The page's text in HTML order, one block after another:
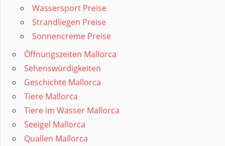
Wassersport Preise
Strandliegen Preise
Sonnencreme Preise
Öffnungszeiten Mallorca
Sehenswürdigkeiten
Geschichte Mallorca
Tiere Mallorca
Tiere im Wasser Mallorca
Seeigel Mallorca
Quallen Mallorca